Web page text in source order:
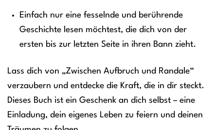
Einfach nur eine fesselnde und berührende
Geschichte lesen möchtest, die dich von der
ersten bis zur letzten Seite in ihren Bann zieht.
Lass dich von „Zwischen Aufbruch und Randale“
verzaubern und entdecke die Kraft, die in dir steckt.
Dieses Buch ist ein Geschenk an dich selbst – eine
Einladung, dein eigenes Leben zu feiern und deinen